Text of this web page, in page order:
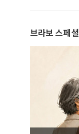
브라보 스페셜